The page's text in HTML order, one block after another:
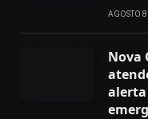
AGOSTO
Nova
alerta